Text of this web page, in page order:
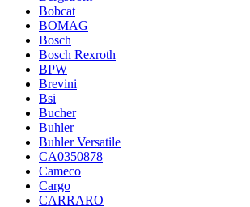
Bobcat
BOMAG
Bosch
Bosch Rexroth
BPW
Brevini
Bsi
Bucher
Buhler
Buhler Versatile
CA0350878
Cameco
Cargo
CARRARO